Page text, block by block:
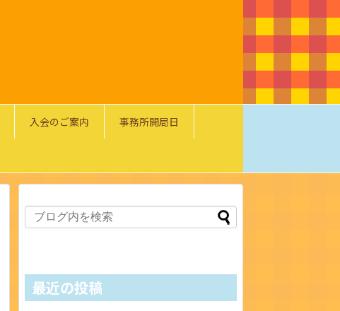
入会のご案内 事務所開局日
最近の投稿